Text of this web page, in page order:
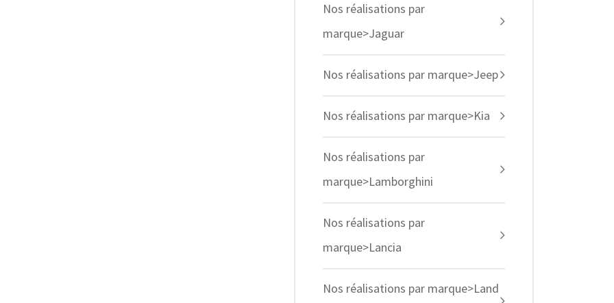
Nos réalisations par
marque>Jaguar
Nos réalisations par marque>Jeep
Nos réalisations par marque>Kia
Nos réalisations par
marque>Lamborghini
Nos réalisations par
marque>Lancia
Nos réalisations par marque>Land